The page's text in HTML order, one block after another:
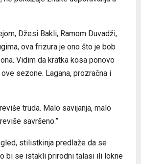
Džesi Bakli, Ramom Duvadži,
ova frizura je ono što je bob
Vidim da kratka kosa ponovo
sezone. Lagana, prozračna i
truda. Malo savijanja, malo
savršeno.”
stilistkinja predlaže da se
bi se istakli prirodni talasi ili lokne